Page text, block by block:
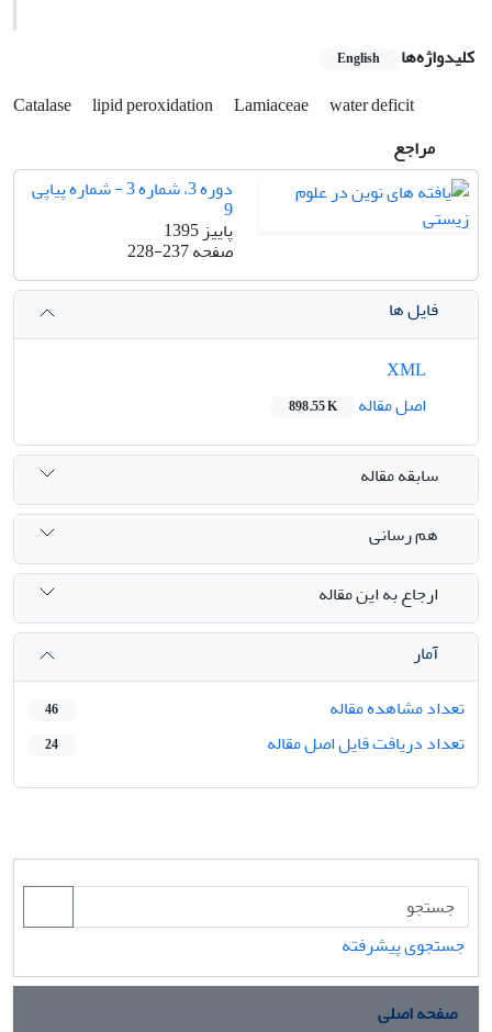
کلیدواژه‌ها English
Catalase lipid peroxidation Lamiaceae
water deficit
مراجع
دوره 3، شماره 3 - شماره پیاپی
9
پاییز 1395
صفحه228-237
فایل ها
اصل مقاله
898.55 K
سابقه مقاله
هم رسانی
ارجاع به این مقاله
آمار
تعداد مشاهده مقاله
46
تعداد دریافت فایل اصل مقاله 24
جستجوی پیشرفته
صفحه اصلی